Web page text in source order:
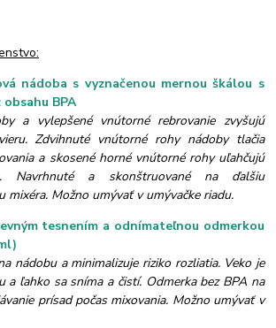
nádoba s vyznačenou mernou škálou s
BPA
a vylepšené vnútorné rebrovanie zvyšujú
Zdvihnuté vnútorné rohy nádoby tlačia
a skosené horné vnútorné rohy uľahčujú
Navrhnuté a skonštruované na ďalšiu
mixéra. Možno umývať v umývačke riadu.
tesnením a odnímateľnou odmerkou
nádobu a minimalizuje riziko rozliatia. Veko je
a ľahko sa sníma a čistí. Odmerka bez BPA na
prísad počas mixovania. Možno umývať v